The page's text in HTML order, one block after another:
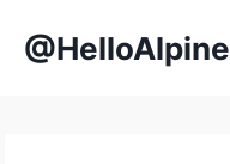
@HelloAlpine